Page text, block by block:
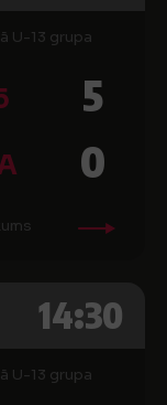
U-13 grupa
5
0
14:30
U-13 grupa